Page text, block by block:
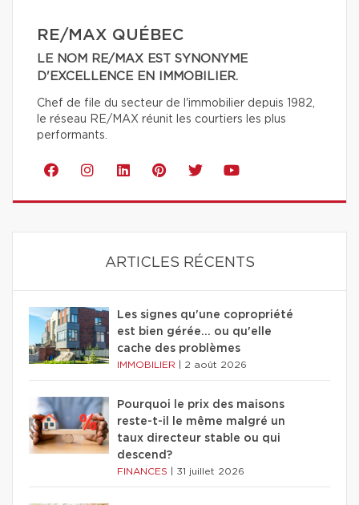
RE/MAX QUÉBEC
LE NOM RE/MAX EST SYNONYME
D'EXCELLENCE EN IMMOBILIER.
Chef de file du secteur de l'immobilier depuis 1982,
le réseau RE/MAX réunit les courtiers les plus
performants.
ARTICLES RÉCENTS
Les signes qu'une copropriété
est bien gérée… ou qu'elle
cache des problèmes
IMMOBILIER 2 août 2026
Pourquoi le prix des maisons
reste-t-il le même malgré un
taux directeur stable ou qui
descend?
FINANCES 31 juillet 2026